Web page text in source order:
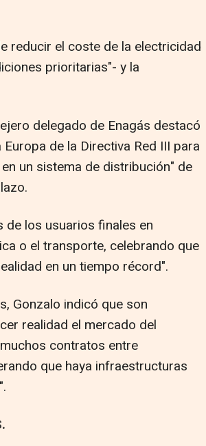
reducir el coste de la electricidad
prioritarias"- y la
delegado de Enagás destacó
de la Directiva Red III para
un sistema de distribución" de
de los usuarios finales en
o el transporte, celebrando que
en un tiempo récord".
Gonzalo indicó que son
realidad el mercado del
contratos entre
que haya infraestructuras